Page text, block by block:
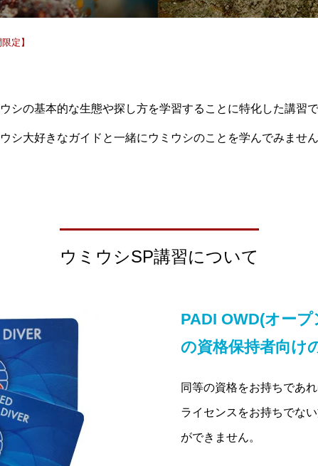
定】
シの基本的な生態や探し方を学習することに特化した講習で
シ大好きなガイドと一緒にウミウシのことを学んでみませ
ウミウシSP講習について
PADI OWD(オー
の資格保持者向け
同等の資格をお持ちであ
ライセンスをお持ちでな
ができません。